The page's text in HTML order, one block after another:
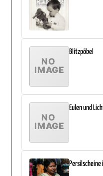
Blitzpöbel
Eulen und